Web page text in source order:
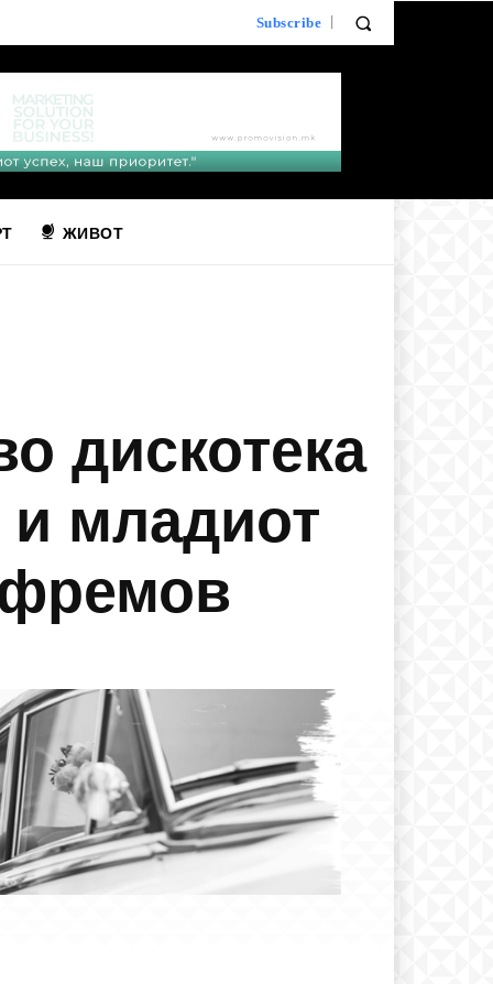
Subscribe
ЖИВОТ
дискотека
младиот